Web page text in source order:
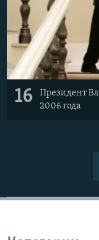
16
Президент
2006 года